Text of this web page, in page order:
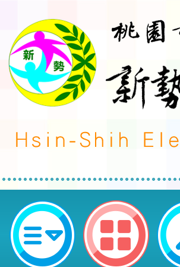
轉知國立臺灣藝術教
意戲劇推廣活動—優藝
賞-桃園市平鎮區新勢國